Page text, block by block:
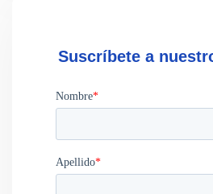
Suscríbete a